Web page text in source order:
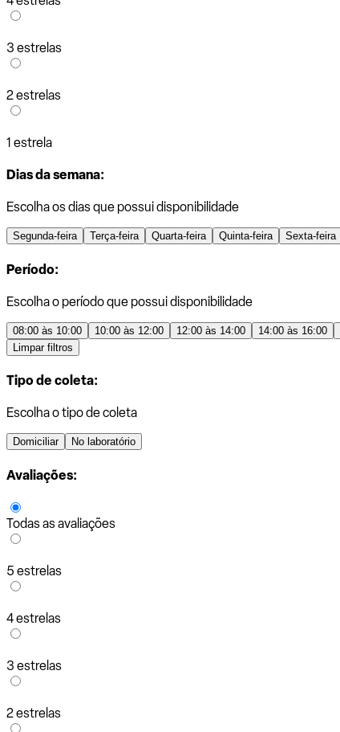
3 estrelas
2 estrelas
1 estrela
Dias da semana:
Escolha os dias que possui disponibilidade
Segunda-feira Terça-feira Quarta-feira Quinta-feira Sexta-feira
Período:
Escolha o período que possui disponibilidade
08:00 às 10:00 10:00 às 12:00 12:00 às 14:00 14:00 às 16:00
Limpar filtros
Tipo de coleta:
Escolha o tipo de coleta
Domiciliar No laboratório
Avaliações:
Todas as avaliações
5 estrelas
4 estrelas
3 estrelas
2 estrelas